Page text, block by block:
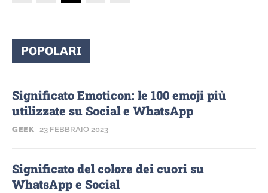
POPOLARI
Significato Emoticon: le 100 emoji più
utilizzate su Social e WhatsApp
GEEK 23 FEBBRAIO 2023
Significato del colore dei cuori su
WhatsApp e Social